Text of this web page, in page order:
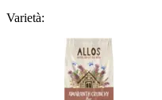
Varietà: